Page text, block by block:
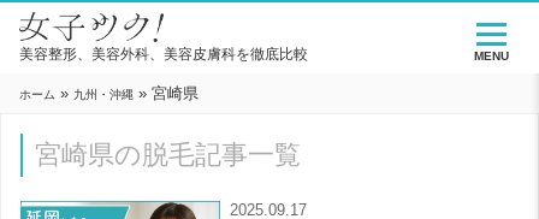
美容整形、美容外科、美容皮膚科を徹底比較
ホーム » 九州・沖縄 » 宮崎県
宮崎県の脱毛記事一覧
2025.09.17
MENU